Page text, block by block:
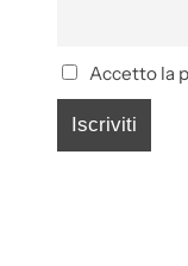
Accetto la